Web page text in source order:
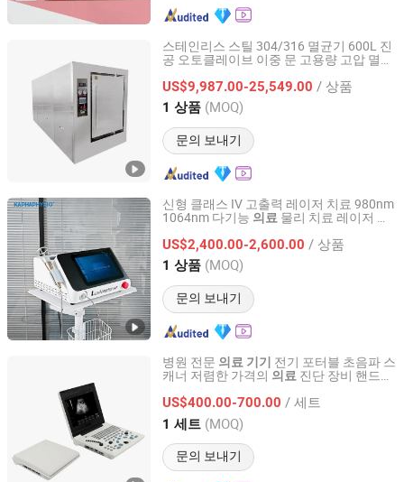
스테인리스 스틸 304/316 멸균기 600L 진
공 오토클레이브 이중 문 고용량 고압 멸균
US$9,987.00-25,549.00 / 상품
1 상품 (MOQ)
문의 보내기
Hefei Sada Medical Equipment Co., Ltd.
Anhui, China 이후 2015
신형 클래스 IV 고출력 레이저 치료 980nm
1064nm 다기능 의료 물리 치료 레이저 통
US$2,400.00-2,600.00 / 상품
1 상품 (MOQ)
문의 보내기
Guangzhou Kapha Electronic Technology Co., Ltd.
Guangdong, China 이후 2017
병원 전문 의료 기기
전기 포터블 초음파 스
캐너 저렴한 가격의 의료 진단 장비 핸드헬
US$400.00-700.00 / 세트
1 세트 (MOQ)
문의 보내기
Hefei Sada Medical Equipment Co., Ltd.
Anhui, China 이후 2015